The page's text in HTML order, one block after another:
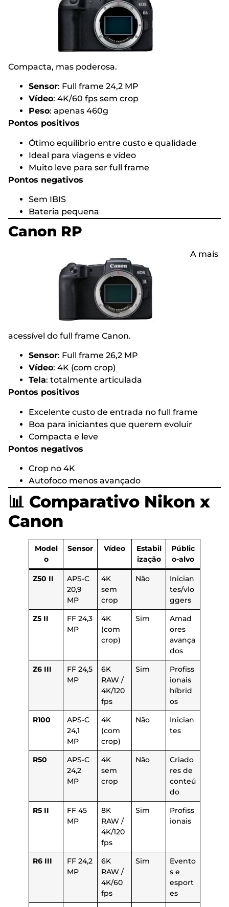
Compacta, mas poderosa.
Sensor: Full frame 24,2 MP
Vídeo: 4K/60 fps sem crop
Peso: apenas 460g
Pontos positivos
Ótimo equilíbrio entre custo e qualidade
Ideal para viagens e vídeo
Muito leve para ser full frame
Pontos negativos
Sem IBIS
Bateria pequena
Canon RP
A mais
acessível do full frame Canon.
Sensor: Full frame 26,2 MP
Vídeo: 4K (com crop)
Tela: totalmente articulada
Pontos positivos
Excelente custo de entrada no full frame
Boa para iniciantes que querem evoluir
Compacta e leve
Pontos negativos
Crop no 4K
Autofoco menos avançado
📊 Comparativo Nikon x
Canon
Model
o
Sensor Vídeo
Estabil
ização
Públic
o-alvo
Z50 II
APS-C
20,9
MP
4K
sem
crop
Não
Inician
tes/vlo
ggers
Z5 II
FF 24,3
MP
4K
(com
crop)
Sim
Amad
ores
avança
dos
Z6 III
FF 24,5
MP
6K
RAW /
4K/120
fps
Sim
Profiss
ionais
híbrid
os
R100
APS-C
24,1
MP
4K
(com
crop)
Não
Inician
tes
R50
APS-C
24,2
MP
4K
sem
crop
Não
Criado
res de
conteú
do
R5 II
FF 45
MP
8K
RAW /
4K/120
fps
Sim
Profiss
ionais
R6 III
FF 24,2
MP
6K
RAW /
4K/60
fps
Sim
Evento
s e
esport
es